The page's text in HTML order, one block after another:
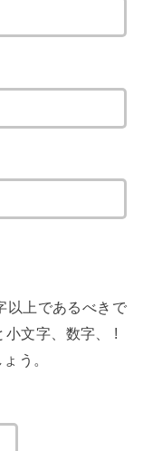
以上であるべきで
文字、数字、 !
う。